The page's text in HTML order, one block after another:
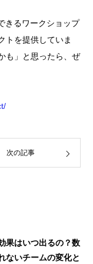
きるワークショップ
トを提供していま
も」と思ったら、ぜ
次の記事
果はいつ出るの？数
ないチームの変化と